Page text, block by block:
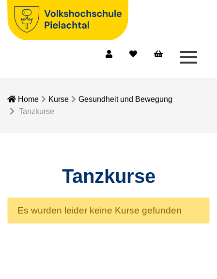
Warenkorb
Menü
Home Kurse
Gesundheit und Bewegung
Tanzkurse
Tanzkurse
Es wurden leider keine Kurse gefunden